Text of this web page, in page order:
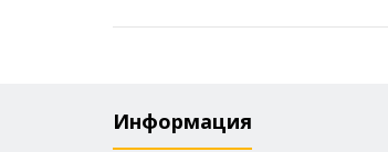
Информация